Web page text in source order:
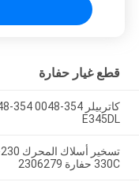
قطع غيار حفارة
E345DL
330C حفارة 2306279